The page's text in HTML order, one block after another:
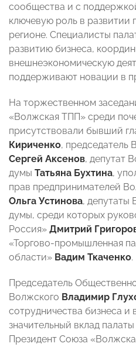
сообщества и с
ключевую роль в развитии
регионе. Специалисты
развитию бизнеса,
внешнеэкономическую
поддерживают новации в
На торжественном
«Волжская ТПП» среди
присутствовали бывший
Кириченко, председатель
Сергей Аксенов, депутат
думы Татьяна Бухтина,
прав предпринимателей
Ольга Устинова, депутаты
думы, среди которых
Россия» Дмитрий
«Торгово-промышленная
области» Вадим Ткаченко.
Председатель
Волжского Владимир
сотрудничества бизнеса и
значительный вклад
Президент Союза